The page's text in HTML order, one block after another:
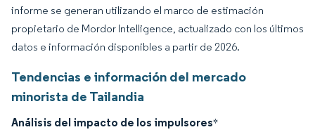
informe se generan utilizando el marco de estimación
propietario de Mordor Intelligence, actualizado con los últimos
datos e información disponibles a partir de 2026.
Tendencias e información del mercado
minorista de Tailandia
Análisis del impacto de los impulsores*